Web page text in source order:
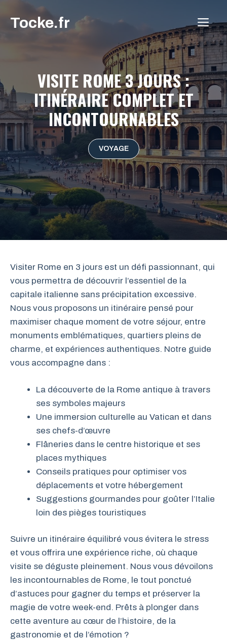
Tocke.fr
VISITE ROME 3 JOURS :
ITINÉRAIRE COMPLET ET
INCONTOURNABLES
VOYAGE
Visiter Rome en 3 jours est un défi passionnant, qui
vous permettra de découvrir l’essentiel de la
capitale italienne sans précipitation excessive.
Nous vous proposons un itinéraire pensé pour
maximiser chaque moment de votre séjour, entre
monuments emblématiques, quartiers pleins de
charme, et expériences authentiques. Notre guide
vous accompagne dans :
La découverte de la Rome antique à travers
ses symboles majeurs
Une immersion culturelle au Vatican et dans
ses chefs-d’œuvre
Flâneries dans le centre historique et ses
places mythiques
Conseils pratiques pour optimiser vos
déplacements et votre hébergement
Suggestions gourmandes pour goûter l’Italie
loin des pièges touristiques
Suivre un itinéraire équilibré vous évitera le stress
et vous offrira une expérience riche, où chaque
visite se déguste pleinement. Nous vous dévoilons
les incontournables de Rome, le tout ponctué
d’astuces pour gagner du temps et préserver la
magie de votre week-end. Prêts à plonger dans
cette aventure au cœur de l’histoire, de la
gastronomie et de l’émotion ?